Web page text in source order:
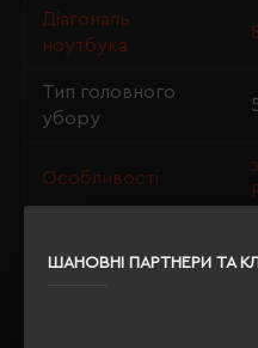
ШАНОВНІ ПАРТНЕРИ ТА
Діагональ
ноутбука
Тип головного
убору
Особливості